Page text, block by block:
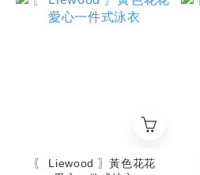
〖 Liewood 〗黃色花花